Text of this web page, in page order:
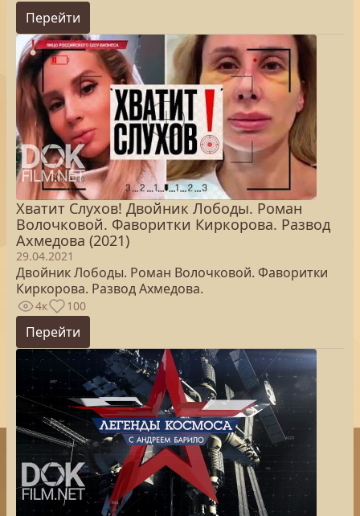
Перейти
Хватит Слухов! Двойник Лободы. Роман
Волочковой. Фаворитки Киркорова. Развод
Ахмедова (2021)
29.04.2021
Двойник Лободы. Роман Волочковой. Фаворитки
Киркорова. Развод Ахмедова.
4к 100
Перейти